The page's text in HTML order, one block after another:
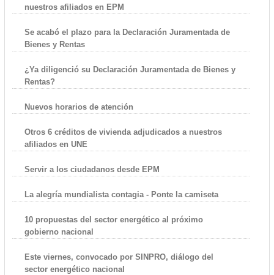
nuestros afiliados en EPM
Se acabó el plazo para la Declaración Juramentada de
Bienes y Rentas
¿Ya diligenció su Declaración Juramentada de Bienes y
Rentas?
Nuevos horarios de atención
Otros 6 créditos de vivienda adjudicados a nuestros
afiliados en UNE
Servir a los ciudadanos desde EPM
La alegría mundialista contagia - Ponte la camiseta
10 propuestas del sector energético al próximo
gobierno nacional
Este viernes, convocado por SINPRO, diálogo del
sector energético nacional